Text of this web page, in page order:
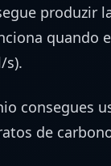
produzir
quando
s).
consegues
de